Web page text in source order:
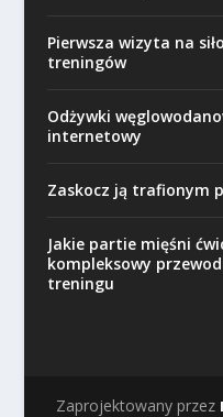
Pierwsza wizyta na
treningów
Odżywki
internetowy
Zaskocz ją trafionym
Jakie partie mięśni
kompleksowy
treningu
Zaprojektowany przez